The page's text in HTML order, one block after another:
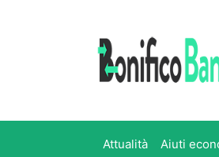
Attualità Aiuti